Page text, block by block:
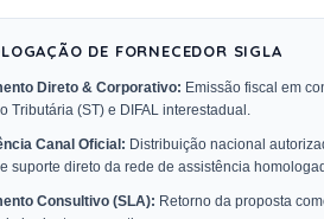
DE FORNECEDOR SIGLA
Direto & Corporativo: Emissão fiscal em
Tributária (ST) e DIFAL interestadual.
Canal Oficial: Distribuição nacional
suporte direto da rede de assistência
Consultivo (SLA): Retorno da proposta